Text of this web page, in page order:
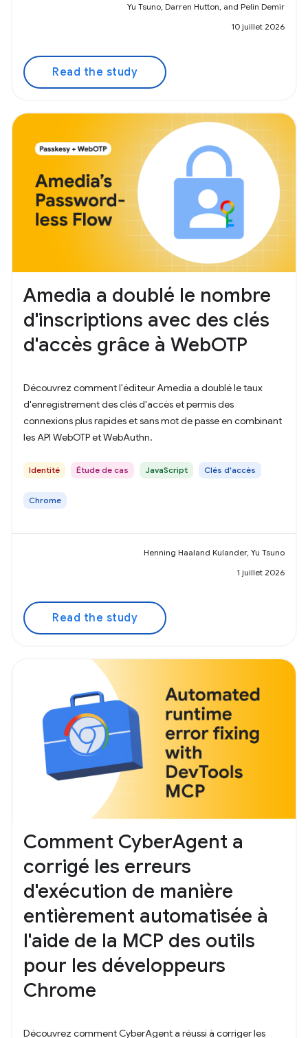
Yu Tsuno, Darren Hutton, and Pelin Demir
10 juillet 2026
Read the study
Amedia a doublé le nombre
d'inscriptions avec des clés
d'accès grâce à WebOTP
Découvrez comment l'éditeur Amedia a doublé le taux
d'enregistrement des clés d'accès et permis des
connexions plus rapides et sans mot de passe en combinant
les API WebOTP et WebAuthn.
Identité Étude de cas JavaScript Clés d'accès
Chrome
Henning Haaland Kulander, Yu Tsuno
1 juillet 2026
Read the study
Comment CyberAgent a
corrigé les erreurs
d'exécution de manière
entièrement automatisée à
l'aide de la MCP des outils
pour les développeurs
Chrome
Découvrez comment CyberAgent a réussi à corriger les